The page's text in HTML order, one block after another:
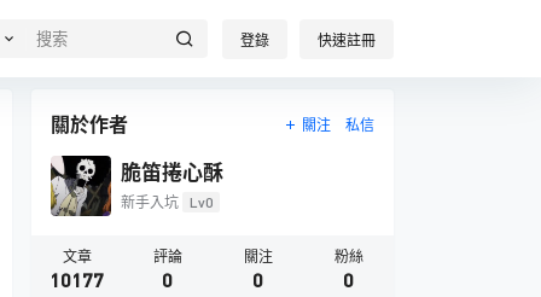
登錄 快速註冊
關於作者 關注 私信
脆笛捲心酥
新手入坑 Lv0
文章
10177
評論
0
關注
0
粉絲
0